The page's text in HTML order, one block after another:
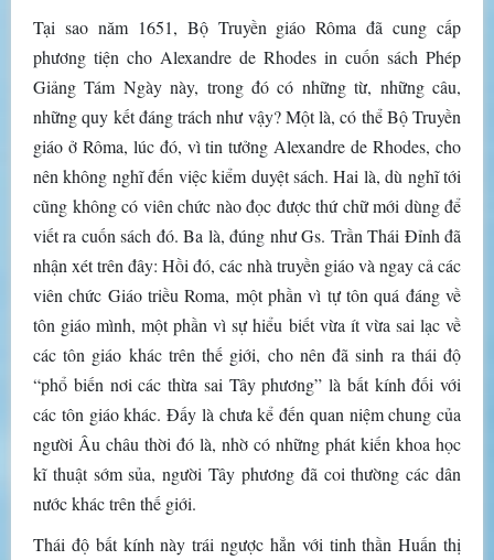
Tại sao năm 1651, Bộ Truyền giáo Rôma đã cung cấp
phương tiện cho Alexandre de Rhodes in cuốn sách Phép
Giảng Tám Ngày này, trong đó có những từ, những câu,
những quy kết đáng trách như vậy? Một là, có thể Bộ Truyền
giáo ở Rôma, lúc đó, vì tin tưởng Alexandre de Rhodes, cho
nên không nghĩ đến việc kiểm duyệt sách. Hai là, dù nghĩ tới
cũng không có viên chức nào đọc được thứ chữ mới dùng để
viết ra cuốn sách đó. Ba là, đúng như Gs. Trần Thái Đỉnh đã
nhận xét trên đây: Hồi đó, các nhà truyền giáo và ngay cả các
viên chức Giáo triều Roma, một phần vì tự tôn quá đáng về
tôn giáo mình, một phần vì sự hiểu biết vừa ít vừa sai lạc về
các tôn giáo khác trên thế giới, cho nên đã sinh ra thái độ
“phổ biến nơi các thừa sai Tây phương” là bất kính đối với
các tôn giáo khác. Đấy là chưa kể đến quan niệm chung của
người Âu châu thời đó là, nhờ có những phát kiến khoa học
kĩ thuật sớm sủa, người Tây phương đã coi thường các dân
nước khác trên thế giới.
Thái độ bất kính này trái ngược hẳn với tinh thần Huấn thị